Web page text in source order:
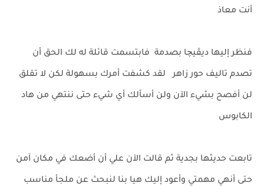
أنت معاذ
فنظر إليها ديڤيچا بصدمة فابتسمت قائلة له لك الحق أن
تصدم تاليف حور زاهر لقد كشفت أمرك بسهولة لكن لا تقلق
لن أفصح بشيء الآن ولن أسألك أي شيء حتى ننتهي من هاد
الكابوس
تابعت حديثها بجدية ثم قالت الآن علي أن أضعك في مكان آمن
حتى أنهي مهمتي وأعود إليك هيا بنا لنبحث عن ملجأ مناسب